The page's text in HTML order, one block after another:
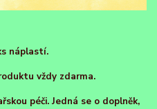
náplastí.
vždy zdarma.
péči. Jedná se o doplněk,